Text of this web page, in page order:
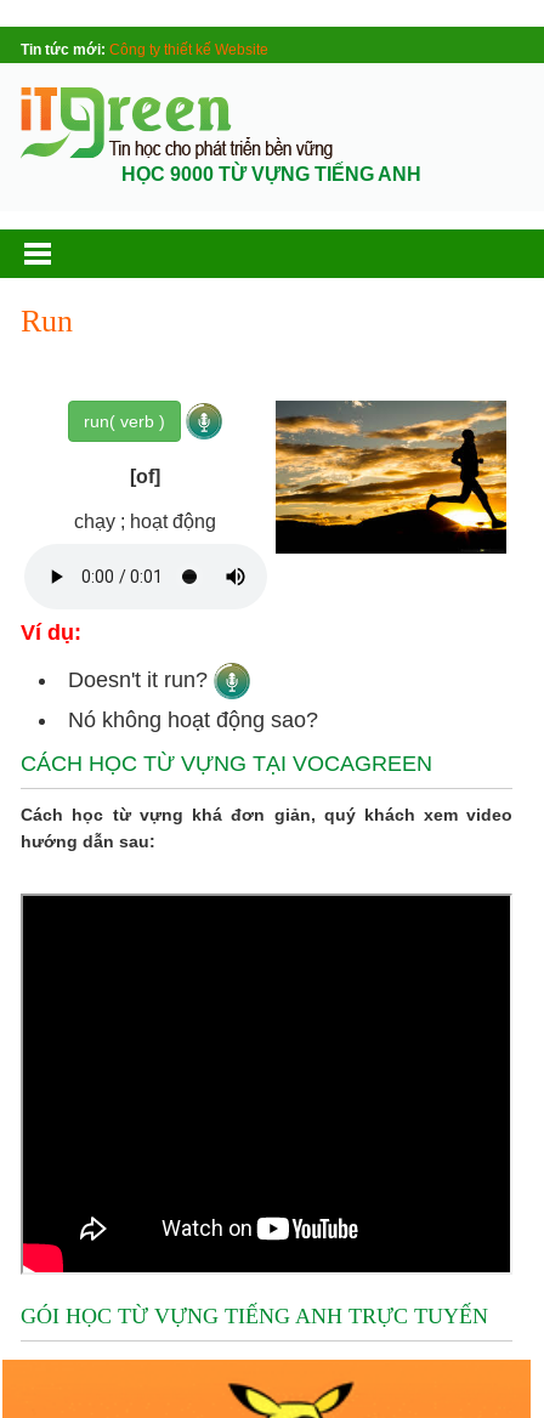
Tin tức mới: Công ty thiết kế Website
HỌC 9000 TỪ VỰNG TIẾNG ANH
Run
run( verb )
[of]
chạy ; hoạt động
Ví dụ:
Doesn't it run?
Nó không hoạt động sao?
CÁCH HỌC TỪ VỰNG TẠI VOCAGREEN
Cách học từ vựng khá đơn giản, quý khách xem video
hướng dẫn sau:
GÓI HỌC TỪ VỰNG TIẾNG ANH TRỰC TUYẾN